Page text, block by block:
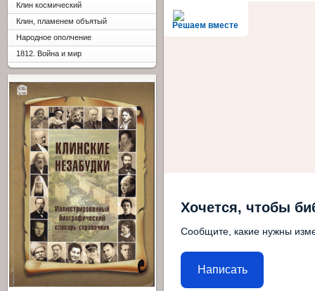
Решаем вместе
Хочется, чтобы
Сообщите, какие нужны
Написать
Клин космический
Клин, пламенем объятый
Народное ополчение
1812. Война и мир